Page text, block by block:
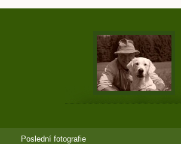
Poslední fotografie